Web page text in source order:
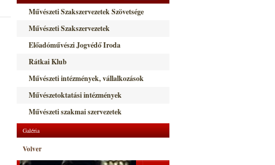
Művészeti Szakszervezetek Szövetsége
Művészeti Szakszervezetek
Előadóművészi Jogvédő Iroda
Rátkai Klub
Művészeti intézmények, vállalkozások
Művészetoktatási intézmények
Művészeti szakmai szervezetek
Galéria
Volver